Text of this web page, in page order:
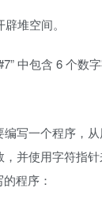
堆空间。
中包含 6 个数
写一个程序，
并使用字符指
程序：